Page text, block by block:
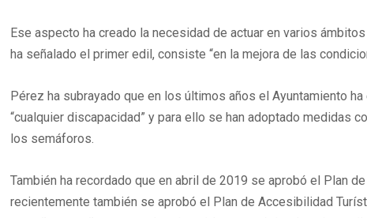
Ese aspecto ha creado la necesidad de actuar en varios
ha señalado el primer edil, consiste “en la mejora de las
Pérez ha subrayado que en los últimos años el Ayuntamiento
“cualquier discapacidad” y para ello se han adoptado
los semáforos.
También ha recordado que en abril de 2019 se aprobó el Plan
recientemente también se aprobó el Plan de Accesibilidad